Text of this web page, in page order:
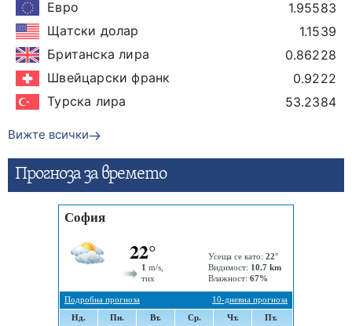
Евро
1.95583
Щатски долар
1.1539
Британска лира
0.86228
Швейцарски франк
0.9222
Турска лира
53.2384
Вижте всички
Прогнозa за времето